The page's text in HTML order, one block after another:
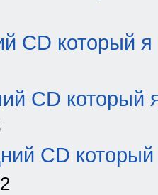
CD который я
CD который
CD который